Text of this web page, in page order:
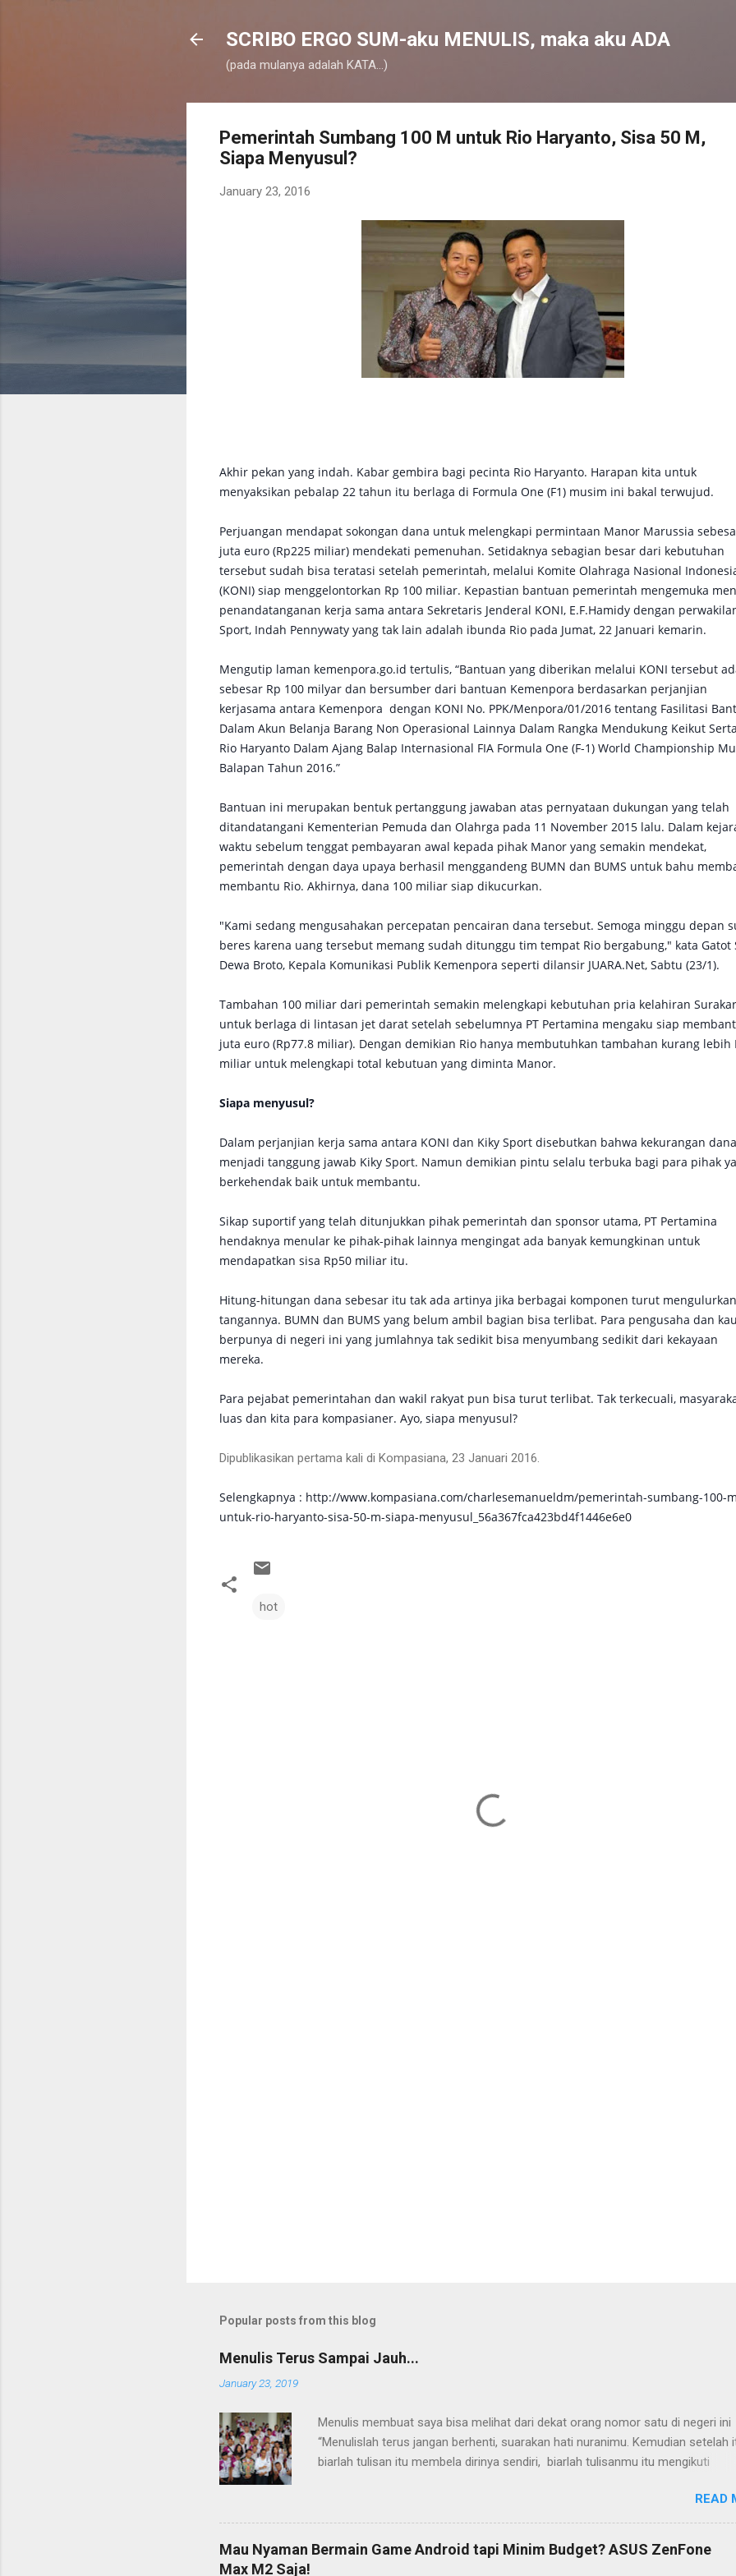
SCRIBO ERGO SUM-aku MENULIS, maka aku ADA
(pada mulanya adalah KATA...)
Pemerintah Sumbang 100 M untuk Rio Haryanto, Sisa 50 M,
Siapa Menyusul?
January 23, 2016
Akhir pekan yang indah. Kabar gembira bagi pecinta Rio Haryanto. Harapan kita untuk
menyaksikan pebalap 22 tahun itu berlaga di Formula One (F1) musim ini bakal terwujud.
Perjuangan mendapat sokongan dana untuk melengkapi permintaan Manor Marussia
juta euro (Rp225 miliar) mendekati pemenuhan. Setidaknya sebagian besar dari kebutuhan
tersebut sudah bisa teratasi setelah pemerintah, melalui Komite Olahraga Nasional
(KONI) siap menggelontorkan Rp 100 miliar. Kepastian bantuan pemerintah mengemuka
penandatanganan kerja sama antara Sekretaris Jenderal KONI, E.F.Hamidy dengan
Sport, Indah Pennywaty yang tak lain adalah ibunda Rio pada Jumat, 22 Januari kemarin.
Mengutip laman kemenpora.go.id tertulis, “Bantuan yang diberikan melalui KONI tersebut
sebesar Rp 100 milyar dan bersumber dari bantuan Kemenpora berdasarkan perjanjian
kerjasama antara Kemenpora dengan KONI No. PPK/Menpora/01/2016 tentang Fasilitasi
Dalam Akun Belanja Barang Non Operasional Lainnya Dalam Rangka Mendukung Keikut
Rio Haryanto Dalam Ajang Balap Internasional FIA Formula One (F-1) World Championship
Balapan Tahun 2016.”
Bantuan ini merupakan bentuk pertanggung jawaban atas pernyataan dukungan yang telah
ditandatangani Kementerian Pemuda dan Olahrga pada 11 November 2015 lalu. Dalam
waktu sebelum tenggat pembayaran awal kepada pihak Manor yang semakin mendekat,
pemerintah dengan daya upaya berhasil menggandeng BUMN dan BUMS untuk bahu
membantu Rio. Akhirnya, dana 100 miliar siap dikucurkan.
"Kami sedang mengusahakan percepatan pencairan dana tersebut. Semoga minggu depan
beres karena uang tersebut memang sudah ditunggu tim tempat Rio bergabung," kata Gatot
Dewa Broto, Kepala Komunikasi Publik Kemenpora seperti dilansir JUARA.Net, Sabtu (23/1).
Tambahan 100 miliar dari pemerintah semakin melengkapi kebutuhan pria kelahiran
untuk berlaga di lintasan jet darat setelah sebelumnya PT Pertamina mengaku siap
juta euro (Rp77.8 miliar). Dengan demikian Rio hanya membutuhkan tambahan kurang lebih
miliar untuk melengkapi total kebutuan yang diminta Manor.
Siapa menyusul?
Dalam perjanjian kerja sama antara KONI dan Kiky Sport disebutkan bahwa kekurangan
menjadi tanggung jawab Kiky Sport. Namun demikian pintu selalu terbuka bagi para pihak
berkehendak baik untuk membantu.
Sikap suportif yang telah ditunjukkan pihak pemerintah dan sponsor utama, PT Pertamina
hendaknya menular ke pihak-pihak lainnya mengingat ada banyak kemungkinan untuk
mendapatkan sisa Rp50 miliar itu.
Hitung-hitungan dana sebesar itu tak ada artinya jika berbagai komponen turut mengulurkan
tangannya. BUMN dan BUMS yang belum ambil bagian bisa terlibat. Para pengusaha dan
berpunya di negeri ini yang jumlahnya tak sedikit bisa menyumbang sedikit dari kekayaan
mereka.
Para pejabat pemerintahan dan wakil rakyat pun bisa turut terlibat. Tak terkecuali,
luas dan kita para kompasianer. Ayo, siapa menyusul?
Dipublikasikan pertama kali di Kompasiana, 23 Januari 2016.
Selengkapnya : http://www.kompasiana.com/charlesemanueldm/pemerintah-sumbang-100-
untuk-rio-haryanto-sisa-50-m-siapa-menyusul_56a367fca423bd4f1446e6e0
hot
Popular posts from this blog
Menulis Terus Sampai Jauh...
January 23, 2019
Menulis membuat saya bisa melihat dari dekat orang nomor satu di negeri ini
“Menulislah terus jangan berhenti, suarakan hati nuranimu. Kemudian setelah
biarlah tulisan itu membela dirinya sendiri, biarlah tulisanmu itu mengikuti
jauh bertahun-tahun setelah saya bergumul dengan dunia tulis-menulis.
saya masih duduk di bangku Sekolah Menengah Atas (SMA) di Flores, Nusa
Tenggara Timur (NTT). Tidak ada maksud atau tujuan khusus saat itu. Yang
hanya satu: menulis dan terus menulis. Bisa jadi perkenalan saya dengan
READ
Mau Nyaman Bermain Game Android tapi Minim Budget? ASUS ZenFone
Max M2 Saja!